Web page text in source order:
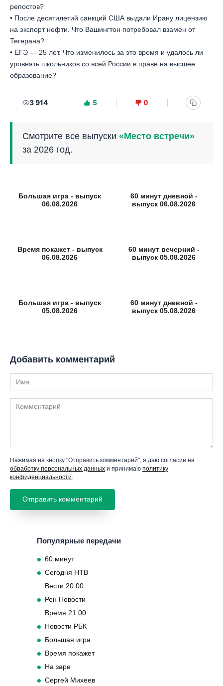
репостов?
• После десятилетий санкций США выдали Ирану лицензию
на экспорт нефти. Что Вашингтон потребовал взамен от
Тегерана?
• ЕГЭ — 25 лет. Что изменилось за это время и удалось ли
уровнять школьников со всей России в праве на высшее
образование?
3 914 5 0
Смотрите все выпуски «Место встречи»
за 2026 год.
Большая игра - выпуск
06.08.2026
60 минут дневной -
выпуск 06.08.2026
Время покажет - выпуск
06.08.2026
60 минут вечерний -
выпуск 05.08.2026
Большая игра - выпуск
05.08.2026
60 минут дневной -
выпуск 05.08.2026
Добавить комментарий
Имя
Комментарий
Нажимая на кнопку "Отправить комментарий", я даю согласие на
обработку персональных данных и принимаю политику
конфиденциальности
Популярные передачи
60 минут
Сегодня НТВ
Вести 20 00
Рен Новости
Время 21 00
Новости РБК
Большая игра
Время покажет
На заре
Сергей Михеев